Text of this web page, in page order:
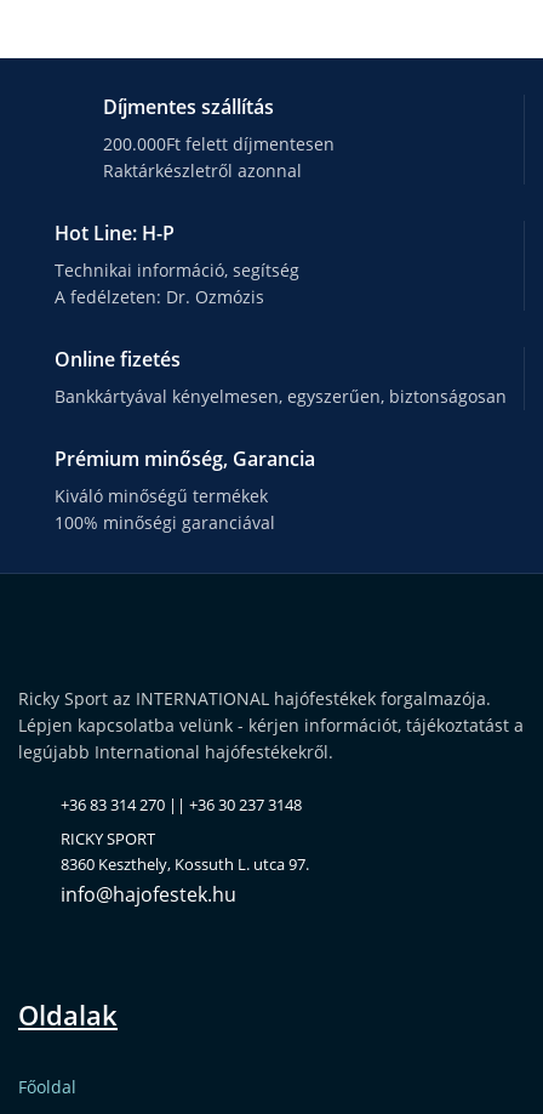
Díjmentes szállítás
200.000Ft felett díjmentesen
Raktárkészletről azonnal
Hot Line: H-P
Technikai információ, segítség
A fedélzeten: Dr. Ozmózis
Online fizetés
Bankkártyával kényelmesen, egyszerűen, biztonságosan
Prémium minőség, Garancia
Kiváló minőségű termékek
100% minőségi garanciával
Ricky Sport az INTERNATIONAL hajófestékek forgalmazója.
Lépjen kapcsolatba velünk - kérjen információt, tájékoztatást a
legújabb International hajófestékekről.
+36 83 314 270 || +36 30 237 3148
RICKY SPORT
8360 Keszthely, Kossuth L. utca 97.
info@hajofestek.hu
Oldalak
Főoldal